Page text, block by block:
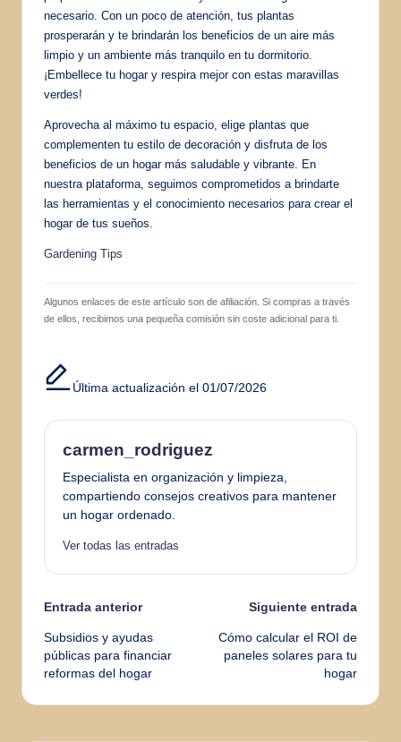
necesario. Con un poco de atención, tus plantas
prosperarán y te brindarán los beneficios de un aire más
limpio y un ambiente más tranquilo en tu dormitorio.
¡Embellece tu hogar y respira mejor con estas maravillas
verdes!
Aprovecha al máximo tu espacio, elige plantas que
complementen tu estilo de decoración y disfruta de los
beneficios de un hogar más saludable y vibrante. En
nuestra plataforma, seguimos comprometidos a brindarte
las herramientas y el conocimiento necesarios para crear el
hogar de tus sueños.
Gardening Tips
Algunos enlaces de este artículo son de afiliación. Si compras a través
de ellos, recibimos una pequeña comisión sin coste adicional para ti.
Última actualización el 01/07/2026
carmen_rodriguez
Especialista en organización y limpieza,
compartiendo consejos creativos para mantener
un hogar ordenado.
Ver todas las entradas
Navegación
de
entradas
Entrada anterior
Subsidios y ayudas
públicas para financiar
reformas del hogar
Siguiente entrada
Cómo calcular el ROI de
paneles solares para tu
hogar